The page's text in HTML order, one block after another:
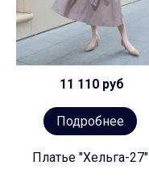
11 110 руб
Подробнее
Платье "Хельга-27"